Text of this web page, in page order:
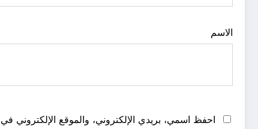
الاسم
احفظ اسمي، بريدي الإلكتروني، والموقع الإلكتروني